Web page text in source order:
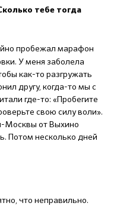
тебе тогда
пробежал марафон
У меня заболела
как-то разгружать
другу, когда-то мы с
где-то: «Пробегите
свою силу воли».
Москвы от Выхино
Потом несколько дней
что неправильно.